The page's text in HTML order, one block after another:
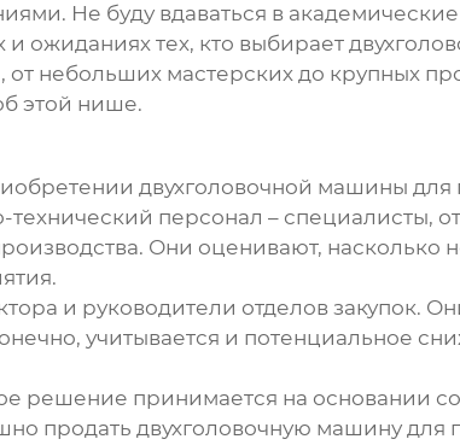
Не буду вдаваться в
и ожиданиях тех, кто выбирает
небольших мастерских до крупных
этой нише.
двухголовочной машины для
персонал – специалисты,
Они оценивают, насколько
и руководители отделов закупок.
учитывается и потенциальное
решение принимается на основании
продать двухголовочную машину для